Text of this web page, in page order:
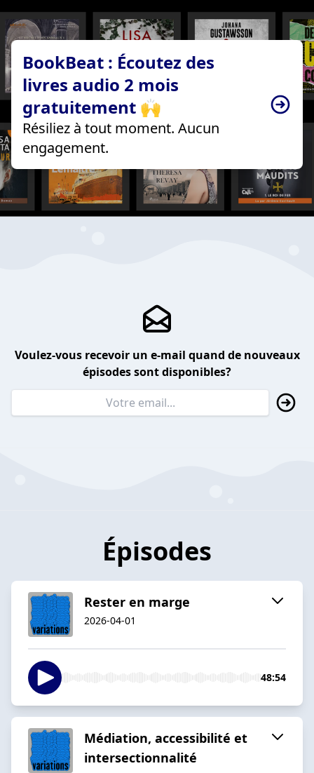
BookBeat : Écoutez des
livres audio 2 mois
gratuitement 🙌
Résiliez à tout moment. Aucun
engagement.
Voulez-vous recevoir un e-mail quand de nouveaux
épisodes sont disponibles?
Épisodes
Rester en marge
2026-04-01
48:54
Médiation, accessibilité et
intersectionnalité